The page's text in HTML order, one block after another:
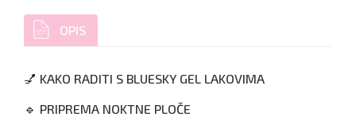
OPIS
💅 KAKO RADITI S BLUESKY GEL LAKOVIMA
🔹 PRIPREMA NOKTNE PLOČE